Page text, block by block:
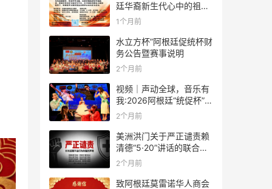
廷华裔新生代心中的祖
(籍)国”征文比赛的通知
1个月前
水立方杯”阿根廷促统杯财
务公告暨赛事说明
2个月前
视频｜声动全球，音乐有
我:2026阿根廷“统促杯”水
立方中文歌曲大赛总决赛
2个月前
美洲洪门关于严正谴责赖
清德“5·20”讲话的联合声
明
2个月前
致阿根廷莫雷诺华人商会